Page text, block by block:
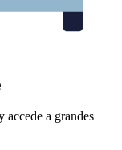
accede a grandes